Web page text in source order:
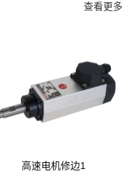
查看更多
高速电机修边1